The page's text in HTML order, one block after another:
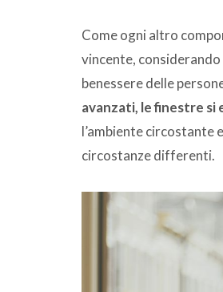
Come ogni altro
vincente,
benessere delle
avanzati, le finestre
l’ambiente circostante
circostanze differenti.